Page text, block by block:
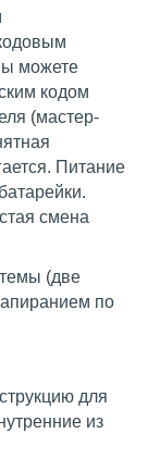
можете
кодом
(мастер-
Питание
смена
(две
по
для
из